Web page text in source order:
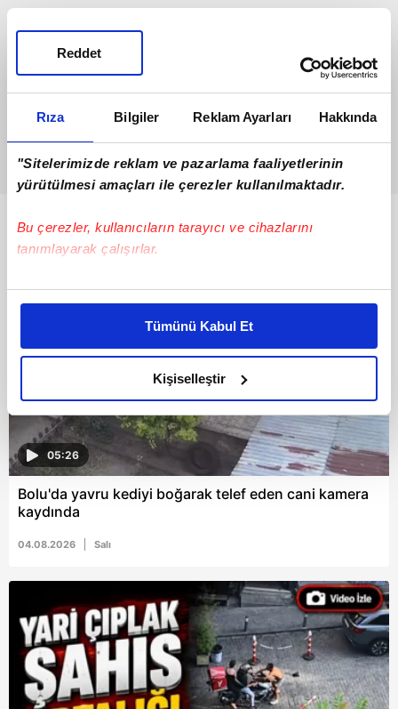
Rıza Bilgiler Reklam Ayarları Hakkında
"Sitelerimizde reklam ve pazarlama faaliyetlerinin
yürütülmesi amaçları ile çerezler kullanılmaktadır.
Bu çerezler, kullanıcıların tarayıcı ve cihazlarını
tanımlayarak çalışırlar.
Bu çerezlere izin vermeniz halinde sizlere özel
daha iyi reklam deneyimi yaşatabiliriz. Bunu yaparken
amacımızın size daha iyi bir reklam deneyimi sunmak
olduğunu ve sizlere en iyi içerikleri sunabilmek adına
elimizden gelen çabayı gösterdiğimizi ve bu noktada,
reklamların maliyetlerimizi karşılamak noktasında tek gelir
kalemimiz olduğunu sizlere hatırlatmak isteriz.
takdirde, kullanıcılara hedefli reklamlar
Sitemizde kendimize ve üçüncü kişilere ait çerezler
kullanılmaktadır. Bu çerezler vasıtasıyla çeşitli kişisel
verileriniz işlenmekte olup gerekli olan çerezler bilgi
toplumu hizmetlerinin sunulması amacıyla
kullanılmaktadır. Diğer çerezler, sitemizin daha işlevsel
kılınması ve kişiselleştirilmesi ve sizlere yönelik
Tümünü Kabul Et
Kişiselleştir
Reddet
Bunlar da Var
05:26
Bolu'da yavru kediyi boğarak telef eden cani kamera
kaydında
04.08.2026 Salı